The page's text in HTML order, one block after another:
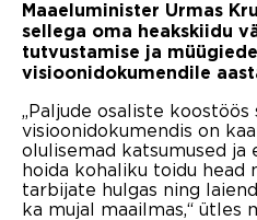
Maaeluminister Urmas
sellega oma heakskiidu
tutvustamise ja
visioonidokumendile
„Paljude osaliste koostöös
visioonidokumendis on
olulisemad katsumused ja
hoida kohaliku toidu head
tarbijate hulgas ning
ka mujal maailmas,“ ütles